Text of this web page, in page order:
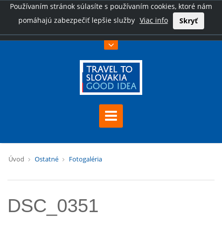
Používaním stránok súlasíte s používaním cookies, ktoré nám
pomáhajú zabezpečiť lepšie služby Viac info Skryť
Úvod Ostatné Fotogaléria
DSC_0351